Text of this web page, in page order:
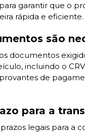
garantir que o
rápida e eficiente.
são
documentos
incluindo o CRV
de
para a
legais para a